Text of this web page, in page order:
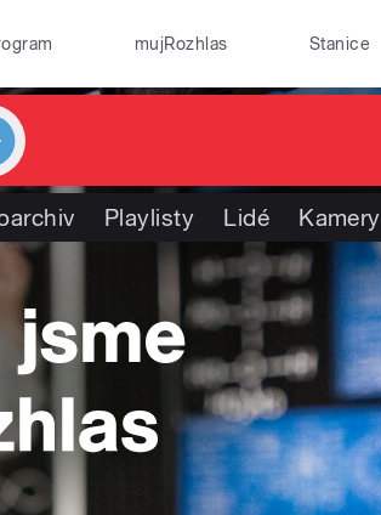
mujRozhlas Stanice
Playlisty Lidé Kamery